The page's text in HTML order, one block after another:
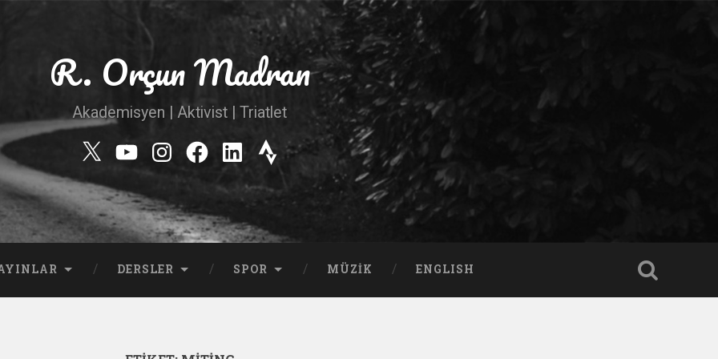
R. Orçun Madran
Akademisyen | Aktivist | Triatlet
Twitter
YouTube
Instagram
Facebook
Linkedin
Strava
DERSLER SPOR MÜZIK ENGLISH